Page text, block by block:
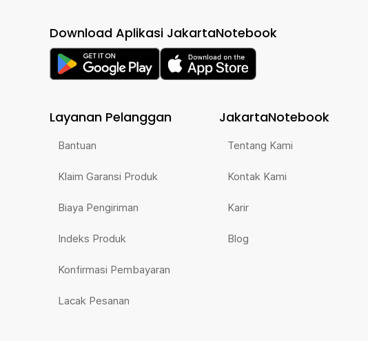
Download Aplikasi JakartaNotebook
Layanan Pelanggan
Bantuan
Klaim Garansi Produk
Biaya Pengiriman
Indeks Produk
Konfirmasi Pembayaran
Lacak Pesanan
JakartaNotebook
Tentang Kami
Kontak Kami
Karir
Blog